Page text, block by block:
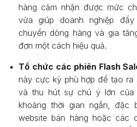
hàng cảm nhận được mức
vừa giúp doanh nghiệp
chuyển dòng hàng và gia
đơn một cách hiệu quả.
Tổ chức các phiên Flash
này cực kỳ phù hợp để tạo ra
và thu hút sự chú ý lớn của
khoảng thời gian ngắn, đặc
website bán hàng hoặc các